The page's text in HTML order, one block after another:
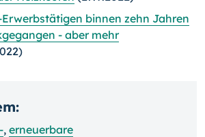
Erwerbstätigen binnen zehn Jahren
- aber mehr
, erneuerbare